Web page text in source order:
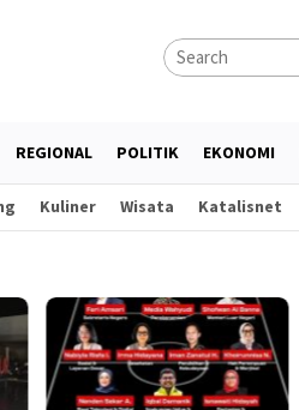
REGIONAL POLITIK EKONOMI
Kuliner Wisata Katalisnet